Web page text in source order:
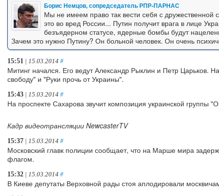
Борис Немцов, сопредседатель РПР-ПАРНАС
Мы не имеем право так вести себя с дружественной
это во вред России... Путин получит врага в лице
безъядерном статусе, ядерные бомбы будут
Зачем это нужно Путину? Он больной человек. Он очень
15:51 | 15.03.2014 #
Митинг начался. Его ведут Александр Рыклин и Петр Царьков.
свободу" и "Руки прочь от Украины".
15:43 | 15.03.2014 #
На проспекте Сахарова звучит композиция украинской группы
Кадр видеотрансляции NewcasterTV
15:37 | 15.03.2014 #
Московский главк полиции сообщает, что на Марше мира
флагом.
15:32 | 15.03.2014 #
В Киеве депутаты Верховной рады стоя аплодировали